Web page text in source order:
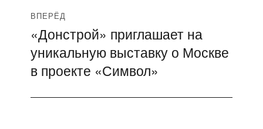
ВПЕРЁД
Следующая
запись:
«Донстрой» приглашает на
уникальную выставку о Москве
в проекте «Символ»